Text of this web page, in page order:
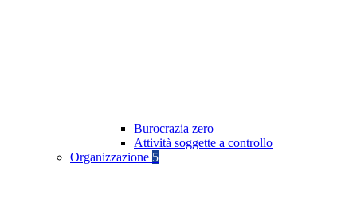
Burocrazia zero
Attività soggette a controllo
Organizzazione 5